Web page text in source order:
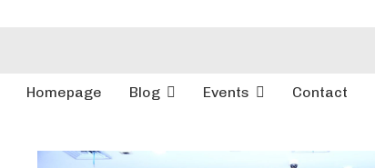
Homepage Blog Events Contact